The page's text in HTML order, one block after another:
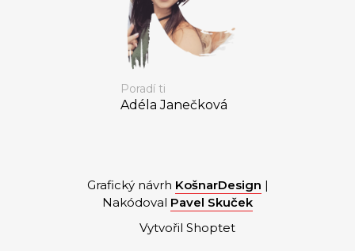
Poradí ti
Adéla Janečková
Grafický návrh KošnarDesign |
Nakódoval Pavel Skuček
Vytvořil Shoptet